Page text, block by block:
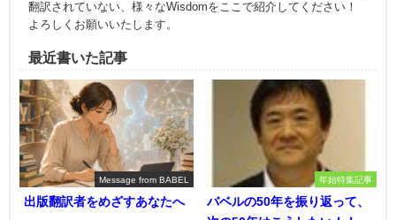
翻訳されていない、様々なWisdomをここで紹介してください！
よろしくお願いいたします。
最近書いた記事
Message from BABEL
出版翻訳者をめざすあなたへ
年始特集記事
バベルの50年を振り返って、